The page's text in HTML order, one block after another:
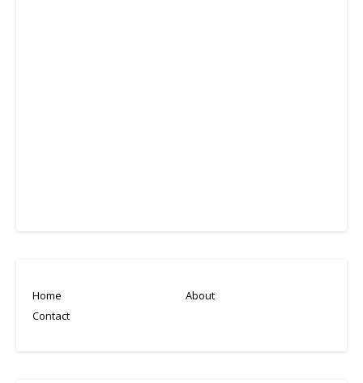
Home
About
Contact